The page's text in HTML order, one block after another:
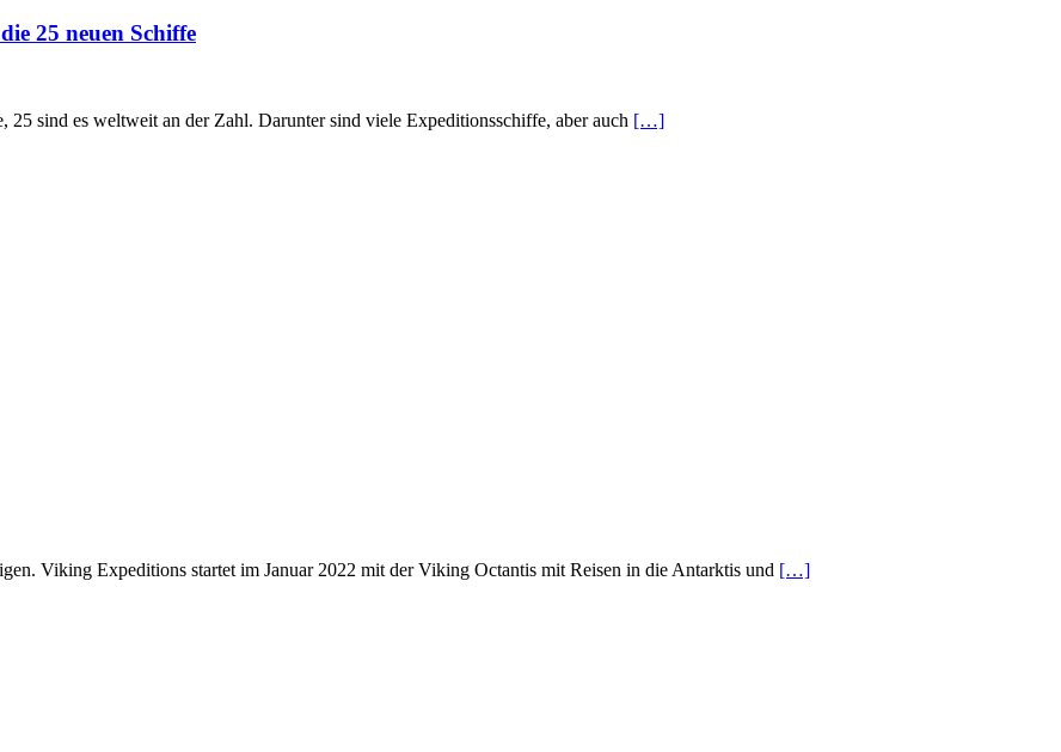
25 neuen Schiffe
sind es weltweit an der Zahl. Darunter sind viele Expeditionsschiffe, aber auch […]
Viking Expeditions startet im Januar 2022 mit der Viking Octantis mit Reisen in die Antarktis und […]